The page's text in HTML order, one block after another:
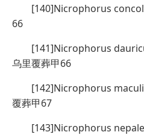
[140]Nicrophorus
66
[141]Nicrophorus
乌里覆葬甲66
[142]Nicrophorus
覆葬甲67
[143]Nicrophorus